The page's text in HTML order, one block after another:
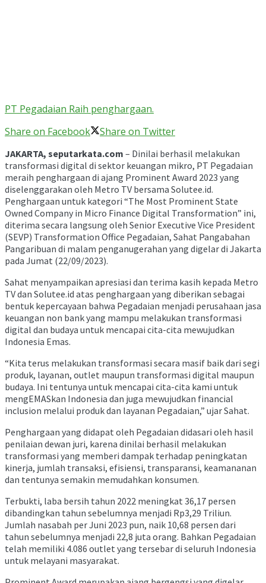
PT Pegadaian Raih penghargaan.
Share on Facebook
Share on Twitter
JAKARTA, seputarkata.com – Dinilai berhasil melakukan
transformasi digital di sektor keuangan mikro, PT Pegadaian
meraih penghargaan di ajang Prominent Award 2023 yang
diselenggarakan oleh Metro TV bersama Solutee.id.
Penghargaan untuk kategori “The Most Prominent State
Owned Company in Micro Finance Digital Transformation” ini,
diterima secara langsung oleh Senior Executive Vice President
(SEVP) Transformation Office Pegadaian, Sahat Pangabahan
Pangaribuan di malam penganugerahan yang digelar di Jakarta
pada Jumat (22/09/2023).
Sahat menyampaikan apresiasi dan terima kasih kepada Metro
TV dan Solutee.id atas penghargaan yang diberikan sebagai
bentuk kepercayaan bahwa Pegadaian menjadi perusahaan jasa
keuangan non bank yang mampu melakukan transformasi
digital dan budaya untuk mencapai cita-cita mewujudkan
Indonesia Emas.
“Kita terus melakukan transformasi secara masif baik dari segi
produk, layanan, outlet maupun transformasi digital maupun
budaya. Ini tentunya untuk mencapai cita-cita kami untuk
mengEMASkan Indonesia dan juga mewujudkan financial
inclusion melalui produk dan layanan Pegadaian,” ujar Sahat.
Penghargaan yang didapat oleh Pegadaian didasari oleh hasil
penilaian dewan juri, karena dinilai berhasil melakukan
transformasi yang memberi dampak terhadap peningkatan
kinerja, jumlah transaksi, efisiensi, transparansi, keamananan
dan tentunya semakin memudahkan konsumen.
Terbukti, laba bersih tahun 2022 meningkat 36,17 persen
dibandingkan tahun sebelumnya menjadi Rp3,29 Triliun.
Jumlah nasabah per Juni 2023 pun, naik 10,68 persen dari
tahun sebelumnya menjadi 22,8 juta orang. Bahkan Pegadaian
telah memiliki 4.086 outlet yang tersebar di seluruh Indonesia
untuk melayani masyarakat.